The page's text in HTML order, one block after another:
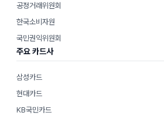
공정거래위원회
한국소비자원
국민권익위원회
주요 카드사
삼성카드
현대카드
KB국민카드